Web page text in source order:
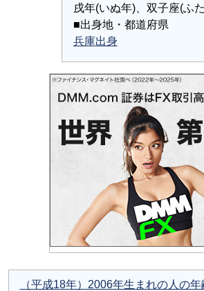
戌年(いぬ年)、双子座(ふ
■出身地・都道府県
兵庫出身
（平成18年）2006年生まれの人の